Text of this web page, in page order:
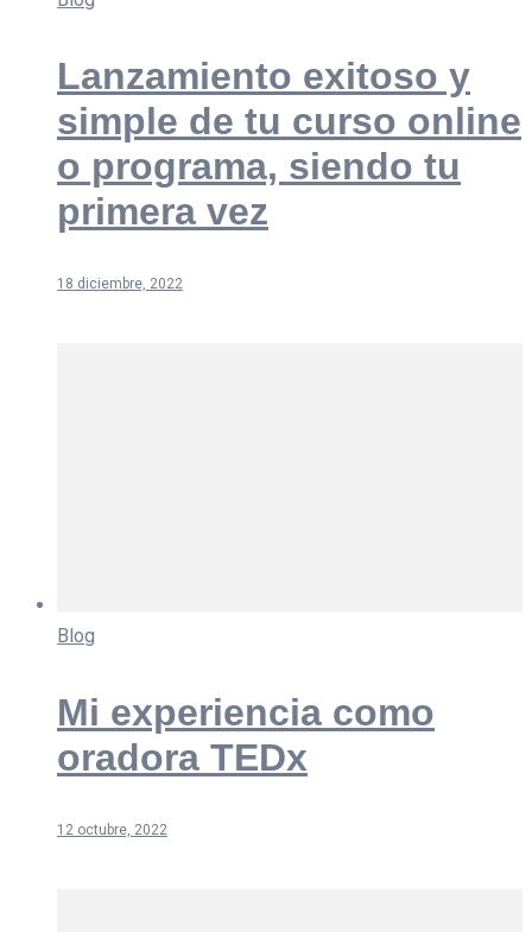
Lanzamiento exitoso y
simple de tu curso online
o programa, siendo tu
primera vez
18 diciembre, 2022
Blog
Mi experiencia como
oradora TEDx
12 octubre, 2022